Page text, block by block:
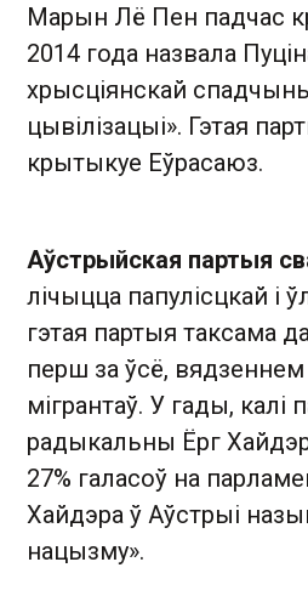
Марын Лё Пен падчас
2014 года назвала
хрысціянскай
цывілізацыі». Гэтая
крытыкуе Еўрасаюз.
Аўстрыйская партыя
лічыцца папулісцкай і
гэтая партыя таксама
перш за ўсё, вядзеннем
мігрантаў. У гады, калі
радыкальны Ёрг
27% галасоў на
Хайдэра ў Аўстрыі
нацызму».